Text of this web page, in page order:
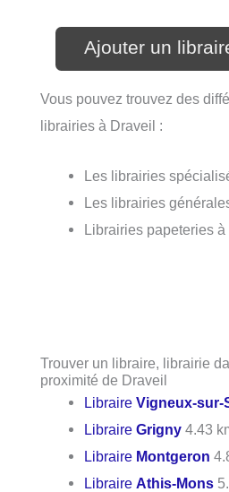
Ajouter un
Vous pouvez trouvez des
librairies à Draveil :
Les librairies
Les librairies
Librairies papeteries
Trouver un libraire, librairie
proximité de Draveil
LibraireVigneux-sur-
LibraireGrigny 4.43
Libraire Montgeron
LibraireAthis-Mons